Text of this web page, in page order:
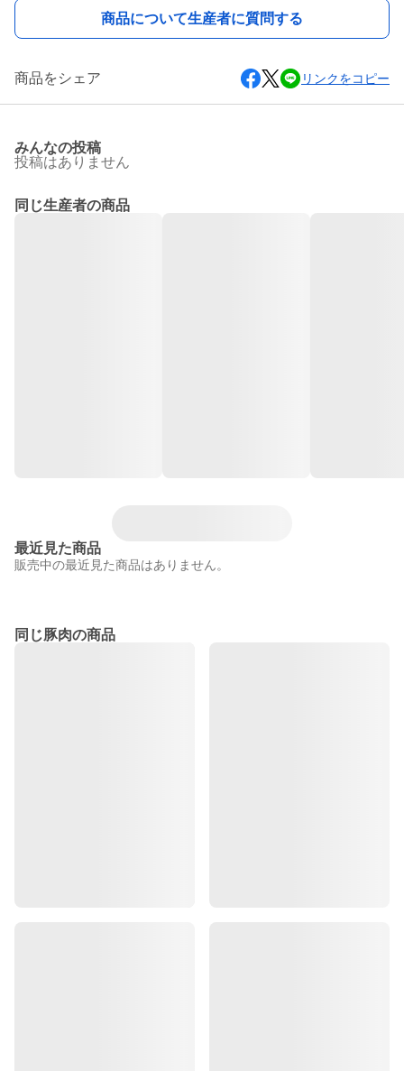
商品について生産者に質問する
商品をシェア リンクをコピー
みんなの投稿
投稿はありません
同じ生産者の商品
最近見た商品
販売中の最近見た商品はありません。
同じ豚肉の商品